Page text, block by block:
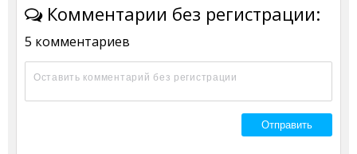
Комментарии без регистрации:
5 комментариев